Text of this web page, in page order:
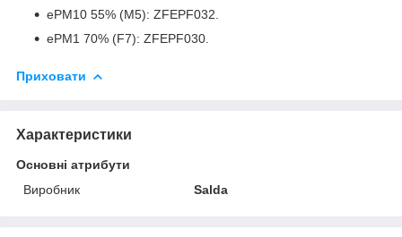
ePM10 55% (M5): ZFEPF032.
ePM1 70% (F7): ZFEPF030.
Приховати
Характеристики
Основні атрибути
Виробник
Salda